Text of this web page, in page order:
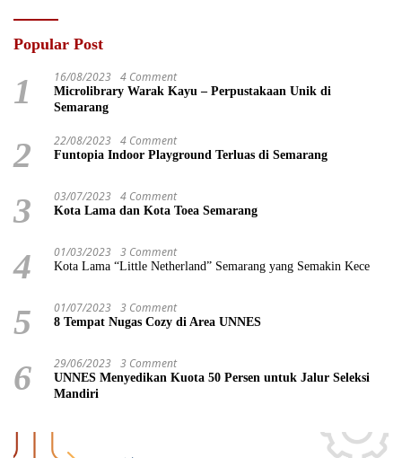
Popular Post
1 16/08/2023 4 Comment
Microlibrary Warak Kayu – Perpustakaan Unik di
Semarang
2 22/08/2023 4 Comment
Funtopia Indoor Playground Terluas di Semarang
3 03/07/2023 4 Comment
Kota Lama dan Kota Toea Semarang
4 01/03/2023 3 Comment
Kota Lama “Little Netherland” Semarang yang Semakin Kece
5 01/07/2023 3 Comment
8 Tempat Nugas Cozy di Area UNNES
6 29/06/2023 3 Comment
UNNES Menyedikan Kuota 50 Persen untuk Jalur Seleksi
Mandiri